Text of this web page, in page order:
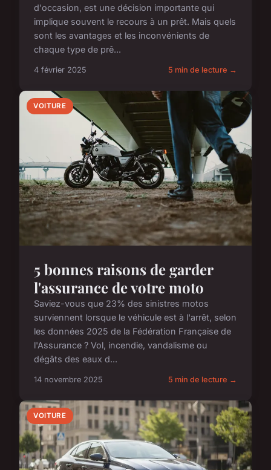
d'occasion, est une décision importante qui
implique souvent le recours à un prêt. Mais quels
sont les avantages et les inconvénients de
chaque type de prê...
4 février 2025 5 min de lecture →
VOITURE
5 bonnes raisons de garder
l'assurance de votre moto
Saviez-vous que 23% des sinistres motos
surviennent lorsque le véhicule est à l'arrêt, selon
les données 2025 de la Fédération Française de
l'Assurance ? Vol, incendie, vandalisme ou
dégâts des eaux d...
14 novembre 2025 5 min de lecture →
VOITURE